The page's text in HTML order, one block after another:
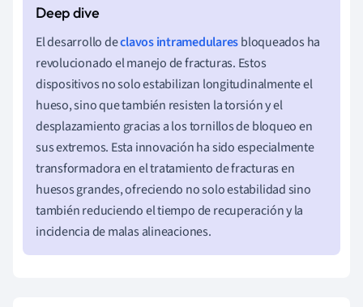
El desarrollo declavos intramedularesbloqueados ha
revolucionado el manejo de fracturas. Estos
dispositivos no solo estabilizan longitudinalmente el
hueso, sino que también resisten la torsión y el
desplazamiento gracias a los tornillos de bloqueo en
sus extremos. Esta innovación ha sido especialmente
transformadora en el tratamiento de fracturas en
huesos grandes, ofreciendo no solo estabilidad sino
también reduciendo el tiempo de recuperación y la
incidencia de malas alineaciones.